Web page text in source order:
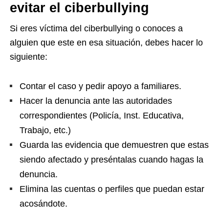
evitar el ciberbullying
Si eres víctima del ciberbullying o conoces a
alguien que este en esa situación, debes hacer lo
siguiente:
Contar el caso y pedir apoyo a familiares.
Hacer la denuncia ante las autoridades
correspondientes (Policía, Inst. Educativa,
Trabajo, etc.)
Guarda las evidencia que demuestren que estas
siendo afectado y preséntalas cuando hagas la
denuncia.
Elimina las cuentas o perfiles que puedan estar
acosándote.